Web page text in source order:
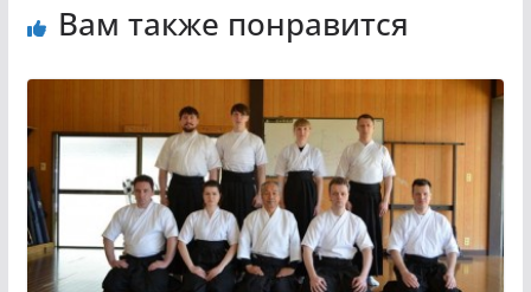
Вам также понравится